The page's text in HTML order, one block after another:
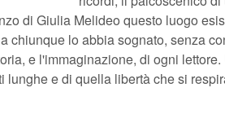
di Giulia Melideo questo luogo
chiunque lo abbia sognato, senza
e l'immaginazione, di ogni
lunghe e di quella libertà che si